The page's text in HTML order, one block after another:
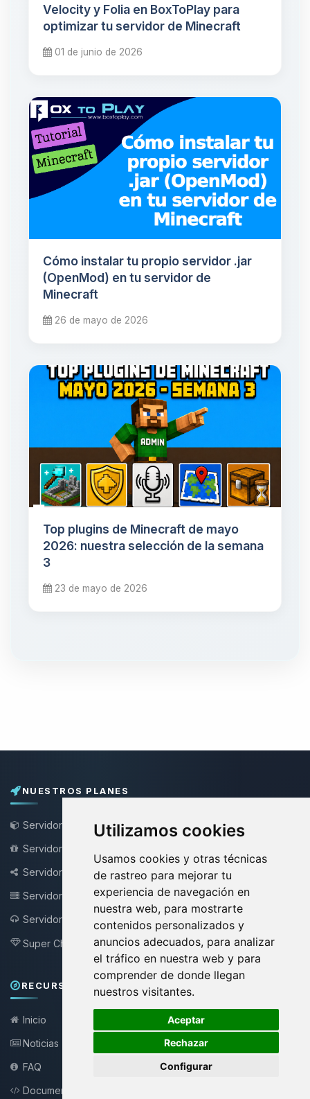
Utilizamos cookies
Usamos cookies y otras técnicas
de rastreo para mejorar tu
experiencia de navegación en
nuestra web, para mostrarte
contenidos personalizados y
anuncios adecuados, para analizar
el tráfico en nuestra web y para
comprender de donde llegan
nuestros visitantes.
Aceptar
Rechazar
Configurar
Velocity y Folia en BoxToPlay para
optimizar tu servidor de Minecraft
01 de junio de 2026
Cómo instalar tu propio servidor .jar
(OpenMod) en tu servidor de
Minecraft
26 de mayo de 2026
Top plugins de Minecraft de mayo
2026: nuestra selección de la semana
3
23 de mayo de 2026
NUESTROS PLANES
Servidor de Minecraft
Servidor Minecraft Gratis
Servidor Bungee / Velocity
Servidor VPS
Servidor Teamspeak
Super Choupy NEW !
RECURSOS Y SOPORTE
Inicio
Noticias
FAQ
Documentación API
🍪